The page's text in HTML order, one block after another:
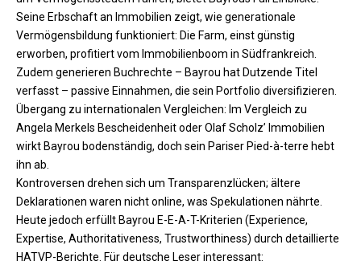
Seine Erbschaft an Immobilien zeigt, wie generationale
Vermögensbildung funktioniert: Die Farm, einst günstig
erworben, profitiert vom Immobilienboom in Südfrankreich.
Zudem generieren Buchrechte – Bayrou hat Dutzende Titel
verfasst – passive Einnahmen, die sein Portfolio diversifizieren.
Übergang zu internationalen Vergleichen: Im Vergleich zu
Angela Merkels Bescheidenheit oder Olaf Scholz’ Immobilien
wirkt Bayrou bodenständig, doch sein Pariser Pied-à-terre hebt
ihn ab.​
Kontroversen drehen sich um Transparenzlücken; ältere
Deklarationen waren nicht online, was Spekulationen nährte.
Heute jedoch erfüllt Bayrou E-E-A-T-Kriterien (Experience,
Expertise, Authoritativeness, Trustworthiness) durch detaillierte
HATVP-Berichte. Für deutsche Leser interessant: